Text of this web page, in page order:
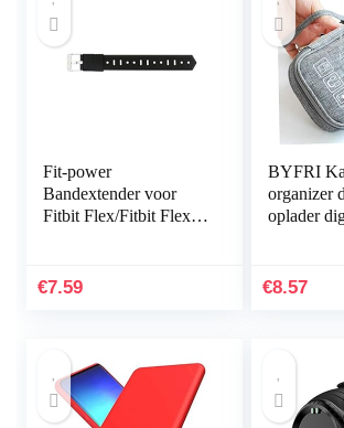
Fit-power
Bandextender voor
Fitbit Flex/Fitbit Flex
voor grotere polsen
€7.59
BYFRI
organizer
oplader
€8.57